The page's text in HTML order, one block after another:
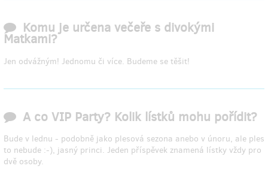
Komu je určena večeře s divokými
Matkami?
Jen odvážným! Jednomu či více. Budeme se těšit!
A co VIP Party? Kolik lístků mohu pořídit?
Bude v lednu - podobně jako plesová sezona anebo v únoru, ale ples
to nebude :-), jasný princi. Jeden příspěvek znamená lístky vždy pro
dvě osoby.